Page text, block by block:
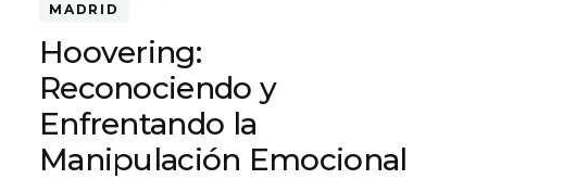
MADRID
Hoovering:
Reconociendo y
Enfrentando la
Manipulación Emocional